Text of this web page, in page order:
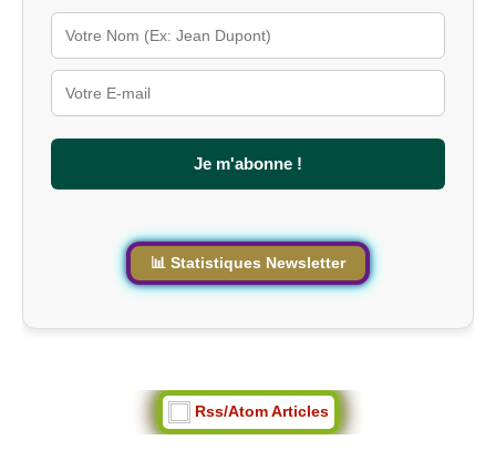
l
é
u
r
l
e
Je m'abonne !
📊 Statistiques Newsletter
Rss/Atom Articles